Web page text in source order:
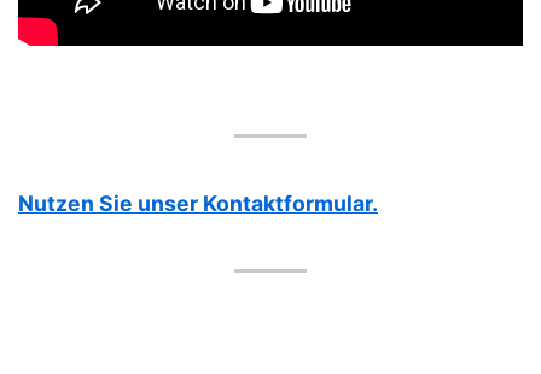
Nutzen Sie unser Kontaktformular.